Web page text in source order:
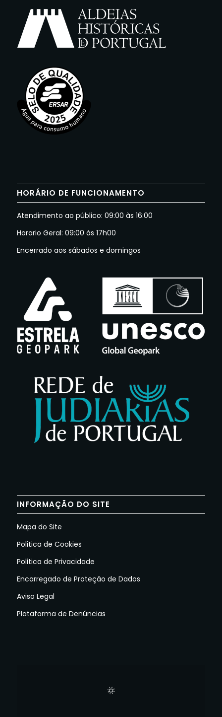
HORÁRIO DE FUNCIONAMENTO
Atendimento ao público: 09:00 às 16:00
Horario Geral: 09:00 às 17h00
Encerrado aos sábados e domingos
INFORMAÇÃO DO SITE
Mapa do Site
Politica de Cookies
Politica de Privacidade
Encarregado de Proteção de Dados
Aviso Legal
Plataforma de Denúncias